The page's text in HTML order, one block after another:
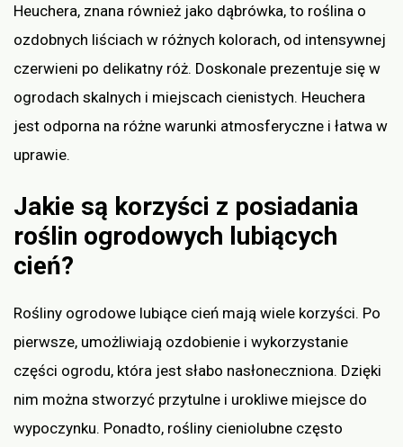
Heuchera, znana również jako dąbrówka, to roślina o
ozdobnych liściach w różnych kolorach, od intensywnej
czerwieni po delikatny róż. Doskonale prezentuje się w
ogrodach skalnych i miejscach cienistych. Heuchera
jest odporna na różne warunki atmosferyczne i łatwa w
uprawie.
Jakie są korzyści z posiadania
roślin ogrodowych lubiących
cień?
Rośliny ogrodowe lubiące cień mają wiele korzyści. Po
pierwsze, umożliwiają ozdobienie i wykorzystanie
części ogrodu, która jest słabo nasłoneczniona. Dzięki
nim można stworzyć przytulne i urokliwe miejsce do
wypoczynku. Ponadto, rośliny cieniolubne często